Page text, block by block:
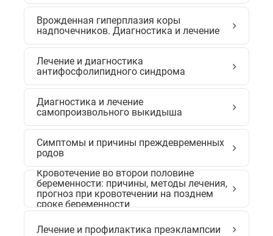
Врожденная гиперплазия коры
надпочечников. Диагностика и лечение
Лечение и диагностика
антифосфолипидного синдрома
Диагностика и лечение
самопроизвольного выкидыша
Симптомы и причины преждевременных
родов
Кровотечение во второй половине
беременности: причины, методы лечения,
прогноз при кровотечении на позднем
сроке беременности
Лечение и профилактика преэклампсии